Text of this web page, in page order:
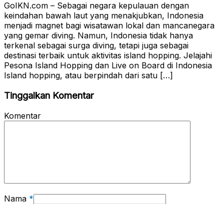
GoIKN.com – Sebagai negara kepulauan dengan
keindahan bawah laut yang menakjubkan, Indonesia
menjadi magnet bagi wisatawan lokal dan mancanegara
yang gemar diving. Namun, Indonesia tidak hanya
terkenal sebagai surga diving, tetapi juga sebagai
destinasi terbaik untuk aktivitas island hopping. Jelajahi
Pesona Island Hopping dan Live on Board di Indonesia
Island hopping, atau berpindah dari satu […]
Tinggalkan Komentar
Komentar
Nama *